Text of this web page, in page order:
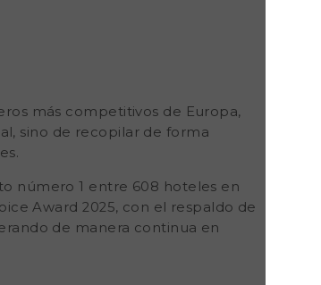
más competitivos de Europa,
sino de recopilar de forma
número 1 entre 608 hoteles en
Award 2025, con el respaldo de
de manera continua en